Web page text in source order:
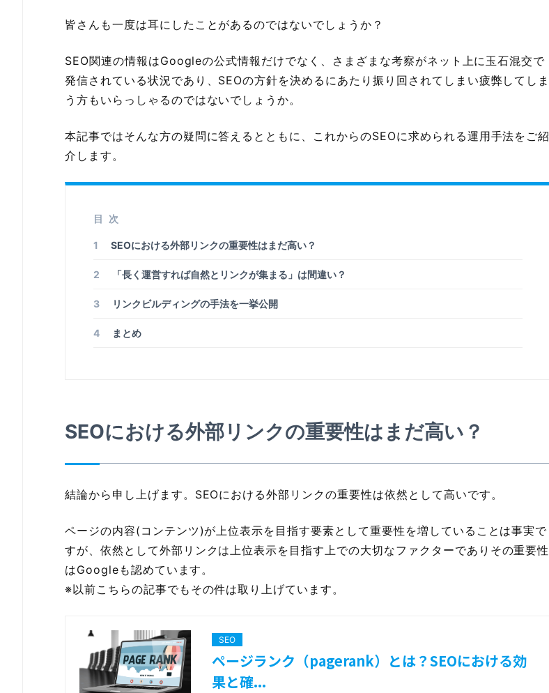
皆さんも一度は耳にしたことがあるのではないでしょうか？
SEO関連の情報はGoogleの公式情報だけでなく、さまざまな考察がネット上に玉石混交で
発信されている状況であり、SEOの方針を決めるにあたり振り回されてしまい疲弊してしま
う方もいらっしゃるのではないでしょうか。
本記事ではそんな方の疑問に答えるとともに、これからのSEOに求められる運用手法をご紹
介します。
目次
1 SEOにおける外部リンクの重要性はまだ高い？
2 「長く運営すれば自然とリンクが集まる」は間違い？
3 リンクビルディングの手法を一挙公開
4 まとめ
SEOにおける外部リンクの重要性はまだ高い？
結論から申し上げます。SEOにおける外部リンクの重要性は依然として高いです。
ページの内容(コンテンツ)が上位表示を目指す要素として重要性を増していることは事実で
すが、依然として外部リンクは上位表示を目指す上での大切なファクターでありその重要性
はGoogleも認めています。
※以前こちらの記事でもその件は取り上げています。
SEO
ページランク（pagerank）とは？SEOにおける効
果と確...